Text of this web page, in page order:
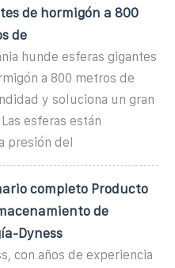
de hormigón a 800
de
hunde esferas gigantes
a 800 metros de
y soluciona un gran
esferas están
presión del
completo Producto
de
Dyness
con años de experiencia